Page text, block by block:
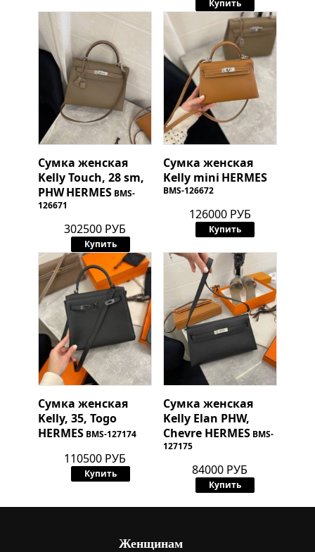
Купить
Сумка женская
Kelly Touch, 28 sm,
PHWHERMES BMS-
126671
302500 РУБ
Купить
Сумка женская
Kelly mini HERMES
BMS-126672
126000 РУБ
Купить
Сумка женская
Kelly, 35, Togo
HERMES BMS-127174
110500 РУБ
Купить
Сумка женская
Kelly Elan PHW,
Chevre HERMES BMS-
127175
84000 РУБ
Купить
Женщинам